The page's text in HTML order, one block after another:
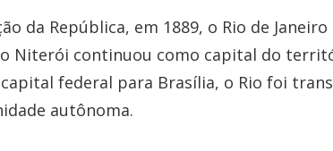
da República, em 1889, o Rio de
Niterói continuou como capital do
federal para Brasília, o Rio foi
autônoma.